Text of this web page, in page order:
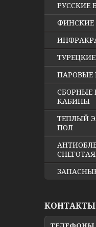
РУССКИЕ
ФИНСКИЕ
СБОРНЫЕ
КАБИНЫ
ТЕПЛЫЙ
ПОЛ
КОНТАКТЫ